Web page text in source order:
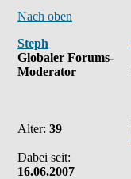
Nach oben
Steph
Globaler Forums-
Moderator
Alter: 39
Dabei seit:
16.06.2007